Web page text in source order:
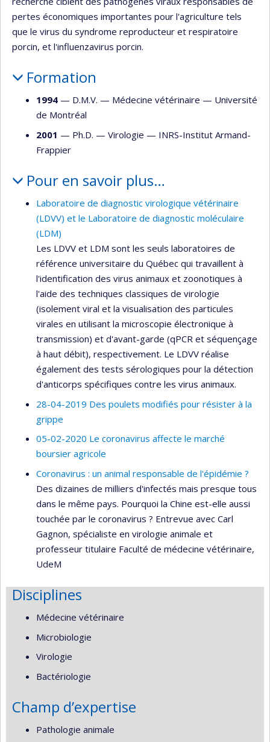
pertes économiques importantes pour l'agriculture tels
que le virus du syndrome reproducteur et respiratoire
porcin, et l'influenzavirus porcin.
Formation
1994 — D.M.V. — Médecine vétérinaire — Université
de Montréal
2001 — Ph.D. — Virologie — INRS-Institut Armand-
Frappier
Pour en savoir plus…
Laboratoire de diagnostic virologique vétérinaire
(LDVV) et le Laboratoire de diagnostic moléculaire
(LDM)
Les LDVV et LDM sont les seuls laboratoires de
référence universitaire du Québec qui travaillent à
l'identification des virus animaux et zoonotiques à
l'aide des techniques classiques de virologie
(isolement viral et la visualisation des particules
virales en utilisant la microscopie électronique à
transmission) et d'avant-garde (qPCR et séquençage
à haut débit), respectivement. Le LDVV réalise
également des tests sérologiques pour la détection
d'anticorps spécifiques contre les virus animaux.
28-04-2019 Des poulets modifiés pour résister à la
grippe
05-02-2020 Le coronavirus affecte le marché
boursier agricole
Coronavirus : un animal responsable de l'épidémie ?
Des dizaines de milliers d'infectés mais presque tous
dans le même pays. Pourquoi la Chine est-elle aussi
touchée par le coronavirus ? Entrevue avec Carl
Gagnon, spécialiste en virologie animale et
professeur titulaire Faculté de médecine vétérinaire,
UdeM
Disciplines
Médecine vétérinaire
Microbiologie
Virologie
Bactériologie
Champ d’expertise
Pathologie animale